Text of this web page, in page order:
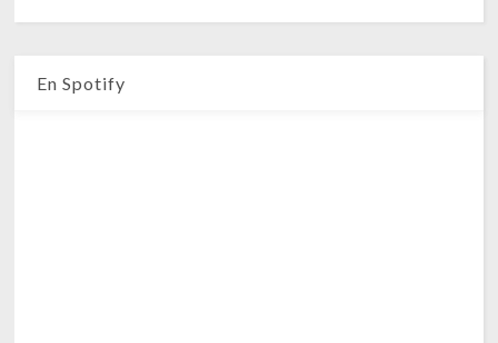
En Spotify